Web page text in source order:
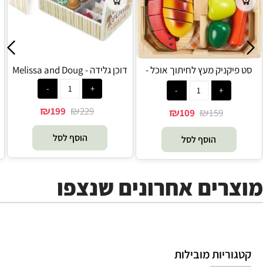
דוכן גלידה - Melissa and Doug
₪229
₪199
הוסף לסל
סט פיקניק מעץ לחיתוך אוכל -
Melissa and Doug
₪159
₪109
הוסף לסל
מוצרים אחרונים שנצפו
קטגוריות מובילות